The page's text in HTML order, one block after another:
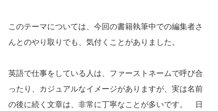
このテーマについては、今回の書籍執筆中での編集者さ
んとのやり取りでも、気付くことがありました。
英語で仕事をしている人は、ファーストネームで呼び合
ったり、カジュアルなイメージがありますが、実は名前
の後に続く文章は、非常に丁寧なことが多いです。 日